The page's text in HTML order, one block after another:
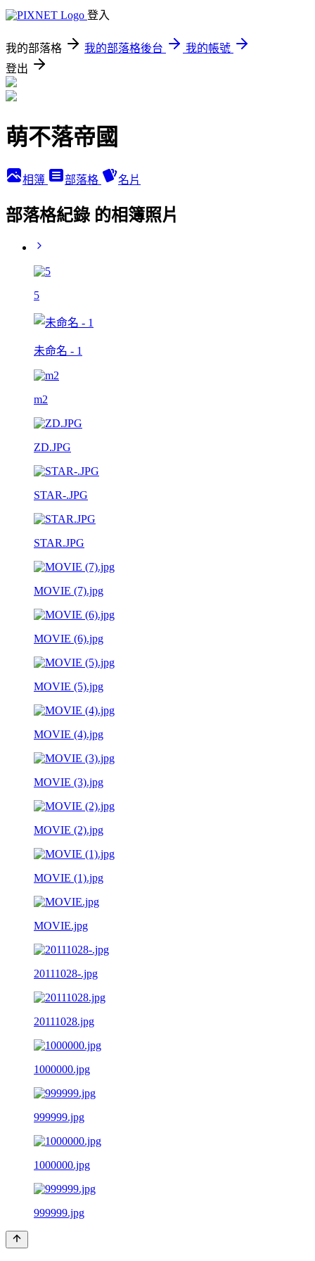
登入
我的部落格 我的部落格後台
我的帳號
登出
萌不落帝國
相簿 部落格 名片
部落格紀錄 的相簿照片
5
未命名 - 1
m2
ZD.JPG
STAR-.JPG
STAR.JPG
MOVIE (7).jpg
MOVIE (6).jpg
MOVIE (5).jpg
MOVIE (4).jpg
MOVIE (3).jpg
MOVIE (2).jpg
MOVIE (1).jpg
MOVIE.jpg
20111028-.jpg
20111028.jpg
1000000.jpg
999999.jpg
1000000.jpg
999999.jpg